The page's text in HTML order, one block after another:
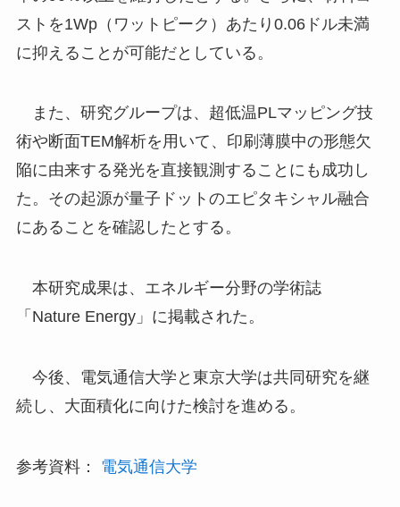
ストを1Wp（ワットピーク）あたり0.06ドル未満
に抑えることが可能だとしている。
また、研究グループは、超低温PLマッピング技
術や断面TEM解析を用いて、印刷薄膜中の形態欠
陥に由来する発光を直接観測することにも成功し
た。その起源が量子ドットのエピタキシャル融合
にあることを確認したとする。
本研究成果は、エネルギー分野の学術誌
「Nature Energy」に掲載された。
今後、電気通信大学と東京大学は共同研究を継
続し、大面積化に向けた検討を進める。
参考資料： 電気通信大学